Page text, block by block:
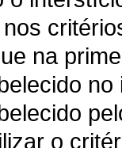
na
o